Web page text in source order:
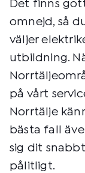
Det finns
omnejd, så
väljer
utbildning.
på vårt
Norrtälje
bästa fall
sig dit
pålitligt.